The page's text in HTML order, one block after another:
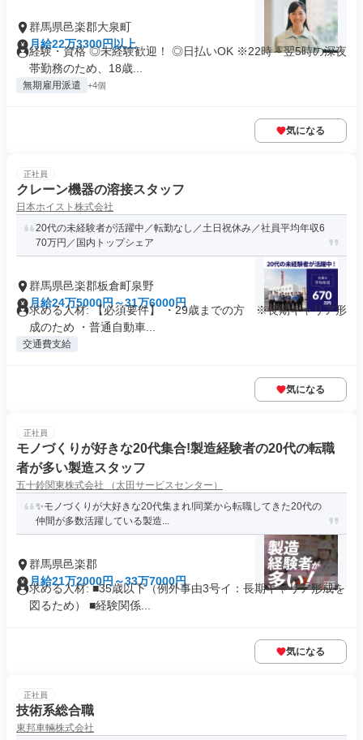
群馬県邑楽郡大泉町
月給22万3300円以上
経験・資格 ◎未経験歓迎！ ◎日払いOK ※22時～翌5時の深夜
帯勤務のため、18歳...
無期雇用派遣 +4個
気になる
正社員
クレーン機器の溶接スタッフ
日本ホイスト株式会社
20代の未経験者が活躍中／転勤なし／土日祝休み／社員平均年収6
70万円／国内トップシェア
群馬県邑楽郡板倉町泉野
月給24万5000円～31万6000円
求める人材: 【必須要件】 ・29歳までの方 ※長期キャリア形
成のため ・普通自動車...
交通費支給
気になる
正社員
モノづくりが好きな20代集合!製造経験者の20代の転職
者が多い製造スタッフ
五十鈴関東株式会社 （太田サービスセンター）
✨モノづくりが大好きな20代集まれ!同業から転職してきた20代の
仲間が多数活躍している製造...
群馬県邑楽郡
月給21万2000円～33万7000円
求める人材: ■35歳以下（例外事由3号イ：長期キャリア形成を
図るため） ■経験関係...
気になる
正社員
技術系総合職
東邦車輛株式会社